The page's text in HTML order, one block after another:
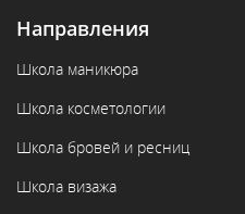
Направления
Школа маникюра
Школа косметологии
Школа бровей и ресниц
Школа визажа